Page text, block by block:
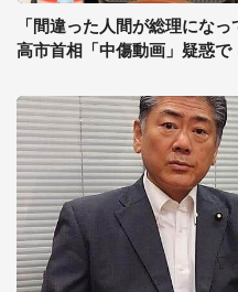
「間違った人間が総理にな
高市首相「中傷動画」疑惑で